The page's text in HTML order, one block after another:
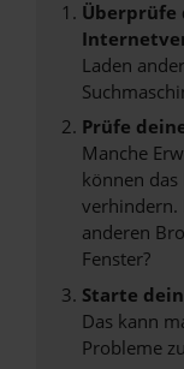
Überprüfe
Laden
Prüfe
Manche
können
verhindern.
anderen
Fenster?
Starte
Das kann
Probleme